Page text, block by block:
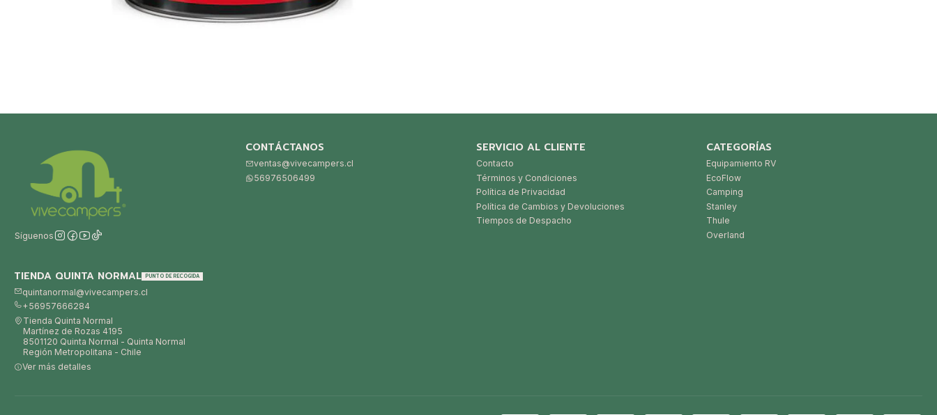
Síguenos
CONTÁCTANOS
ventas@vivecampers.cl
56976506499
SERVICIO AL CLIENTE
Contacto
Términos y Condiciones
Política de Privacidad
Política de Cambios y Devoluciones
Tiempos de Despacho
CATEGORÍAS
Equipamiento RV
EcoFlow
Camping
Stanley
Thule
Overland
TIENDA QUINTA NORMAL PUNTO DE RECOGIDA
quintanormal@vivecampers.cl
+56957666284
Tienda Quinta Normal
Martínez de Rozas 4195
8501120 Quinta Normal - Quinta Normal
Región Metropolitana - Chile
Ver más detalles